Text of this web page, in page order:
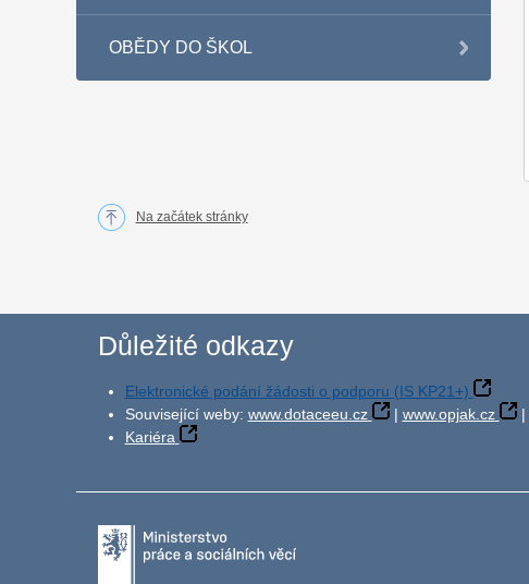
OBĚDY DO ŠKOL
Na začátek stránky
Důležité odkazy
Elektronické podání žádosti o podporu (IS KP21+)
Související weby: www.dotaceeu.cz | www.opjak.cz |
Kariéra